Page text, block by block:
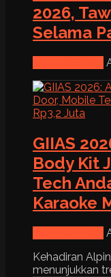
2026,
Selama
GIIAS
Body Kit
Tech
Karaoke
Kehadiran
menunjukkan